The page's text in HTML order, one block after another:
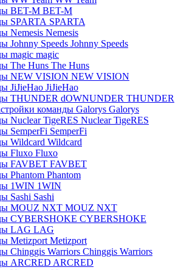
BET-M
SPARTA
Nemesis
Johnny Speeds
magic
The Huns
NEW VISION
JiJieHao
THUNDER
Galorys
Nuclear TigeRES
SemperFi
Wildcard
Fluxo
FAVBET
Phantom
1WIN
Sashi
MOUZ NXT
CYBERSHOKE
LAG
Metizport
Chinggis Warriors
ARCRED